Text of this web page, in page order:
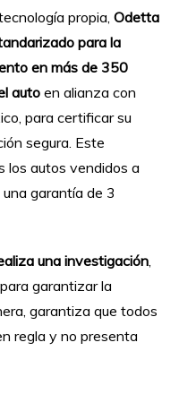
propia, Odetta
para la
en más de 350
auto en alianza con
para certificar su
segura. Este
los autos vendidos a
garantía de 3
una investigación,
garantizar la
garantiza que todos
regla y no presenta